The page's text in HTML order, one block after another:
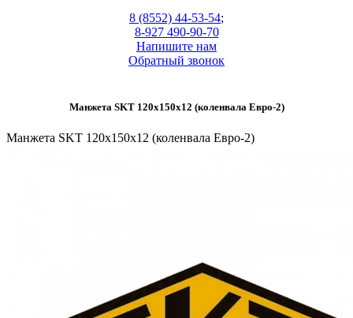
8 (8552) 44-53-54;
8-927 490-90-70
Напишите нам
Обратный звонок
Манжета SKT 120х150х12 (коленвала Евро-2)
Манжета SKT 120х150х12 (коленвала Евро-2)